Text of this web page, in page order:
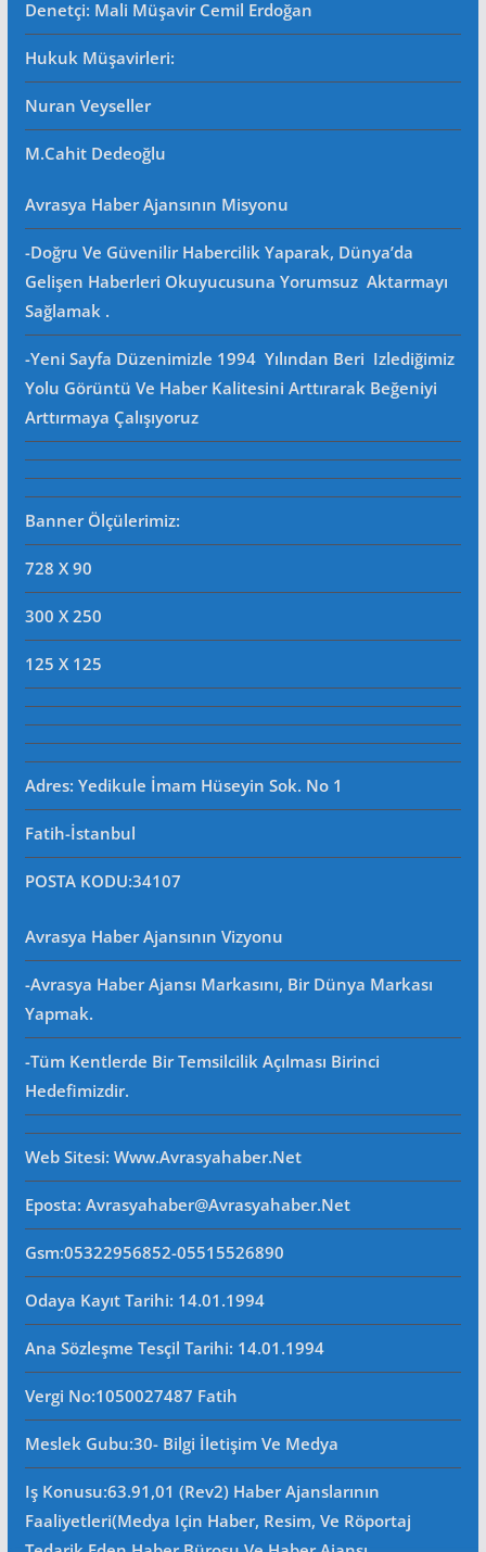
Denetçi: Mali Müşavir Cemil Erdoğan
Hukuk Müşavirleri:
Nuran Veyseller
M.Cahit Dedeoğlu
Avrasya Haber Ajansının Misyonu
-Doğru Ve Güvenilir Habercilik Yaparak, Dünya’da
Gelişen Haberleri Okuyucusuna Yorumsuz Aktarmayı
Sağlamak .
-Yeni Sayfa Düzenimizle 1994 Yılından Beri Izlediğimiz
Yolu Görüntü Ve Haber Kalitesini Arttırarak Beğeniyi
Arttırmaya Çalışıyoruz
Banner Ölçülerimiz:
728 X 90
300 X 250
125 X 125
Adres: Yedikule İmam Hüseyin Sok. No 1
Fatih-İstanbul
POSTA KODU:34107
Avrasya Haber Ajansının Vizyonu
-Avrasya Haber Ajansı Markasını, Bir Dünya Markası
Yapmak.
-Tüm Kentlerde Bir Temsilcilik Açılması Birinci
Hedefimizdir.
Web Sitesi: Www.avrasyahaber.net
Eposta: Avrasyahaber@avrasyahaber.net
Gsm:05322956852-05515526890
Odaya Kayıt Tarihi: 14.01.1994
Ana Sözleşme Tesçil Tarihi: 14.01.1994
Vergi No:1050027487 Fatih
Meslek Gubu:30- Bilgi İletişim Ve Medya
Iş Konusu:63.91,01 (Rev2) Haber Ajanslarının
Faaliyetleri(Medya Için Haber, Resim, Ve Röportaj